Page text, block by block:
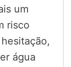
um
risco
água